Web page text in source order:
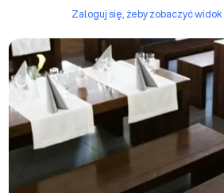
Zaloguj się, żeby zobaczyć